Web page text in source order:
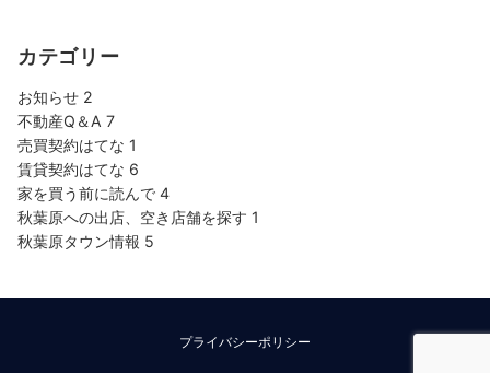
カテゴリー
お知らせ 2
不動産Q＆A 7
売買契約はてな 1
賃貸契約はてな 6
家を買う前に読んで 4
秋葉原への出店、空き店舗を探す 1
秋葉原タウン情報 5
プライバシーポリシー